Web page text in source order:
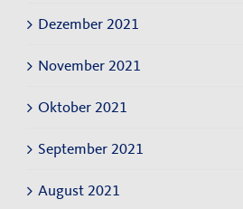
Dezember 2021
November 2021
Oktober 2021
September 2021
August 2021